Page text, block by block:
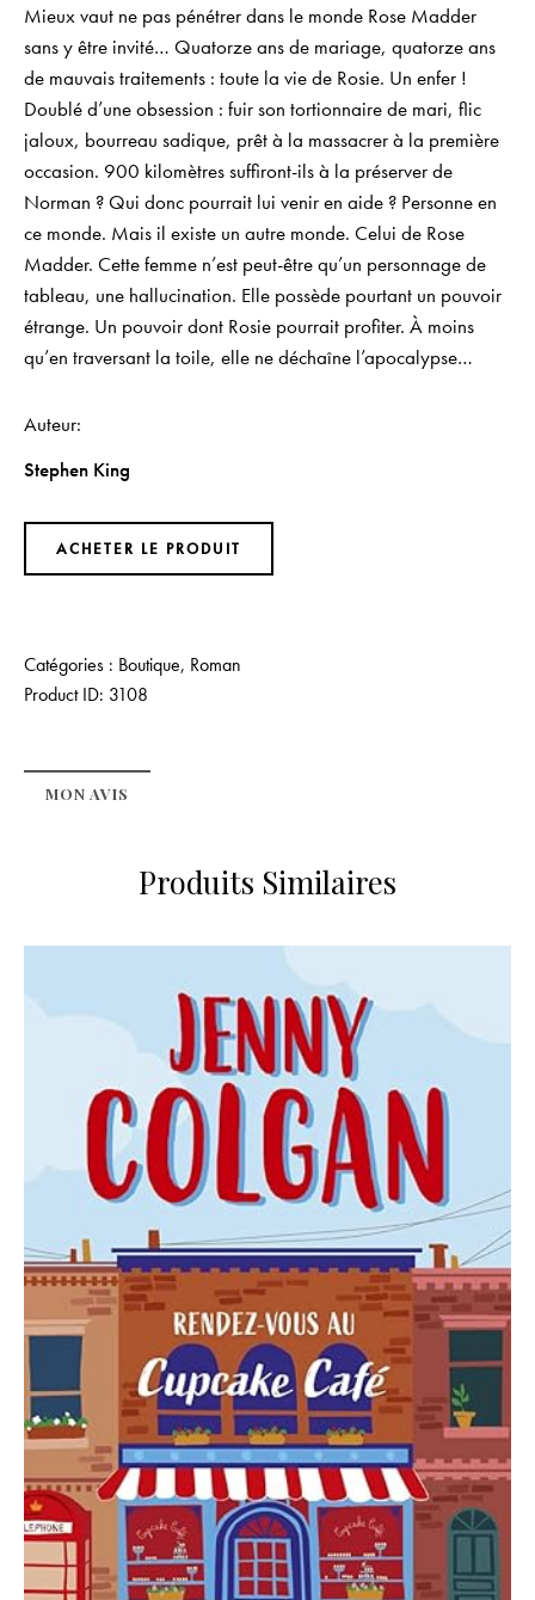
Mieux vaut ne pas pénétrer dans le monde Rose Madder
sans y être invité… Quatorze ans de mariage, quatorze ans
de mauvais traitements : toute la vie de Rosie. Un enfer !
Doublé d’une obsession : fuir son tortionnaire de mari, flic
jaloux, bourreau sadique, prêt à la massacrer à la première
occasion. 900 kilomètres suffiront-ils à la préserver de
Norman ? Qui donc pourrait lui venir en aide ? Personne en
ce monde. Mais il existe un autre monde. Celui de Rose
Madder. Cette femme n’est peut-être qu’un personnage de
tableau, une hallucination. Elle possède pourtant un pouvoir
étrange. Un pouvoir dont Rosie pourrait profiter. À moins
qu’en traversant la toile, elle ne déchaîne l’apocalypse…
Auteur
Stephen King
ACHETER LE PRODUIT
Catégories : Boutique, Roman
Product ID: 3108
MON AVIS
Produits Similaires